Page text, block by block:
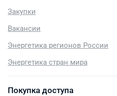
Закупки
Вакансии
Энергетика регионов России
Энергетика стран мира
Покупка доступа